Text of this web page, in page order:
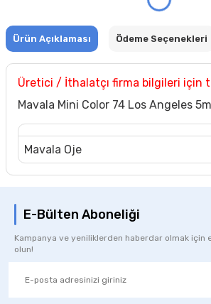
Ürün Açıklaması Ödeme Seçenekleri
Üretici / İthalatçı firma bilgileri için
Mavala Mini Color 74 Los Angeles
Mavala Oje
E-Bülten Aboneliği
Kampanya ve yeniliklerden haberdar olmak için
olun!